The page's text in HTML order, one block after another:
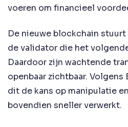
voeren om financieel
De nieuwe blockchain
de validator die het
Daardoor zijn wachtende
openbaar zichtbaar.
dit de kans op manipulatie
bovendien sneller verwerkt.